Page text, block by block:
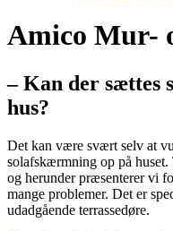
Amico Mur-
– Kan der sættes
hus?
Det kan være svært selv at
solafskærmning op på
og herunder præsenterer vi
mange problemer. Det er
udadgående terrassedøre.